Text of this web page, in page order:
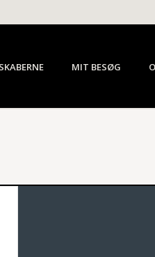
MIT BESØG